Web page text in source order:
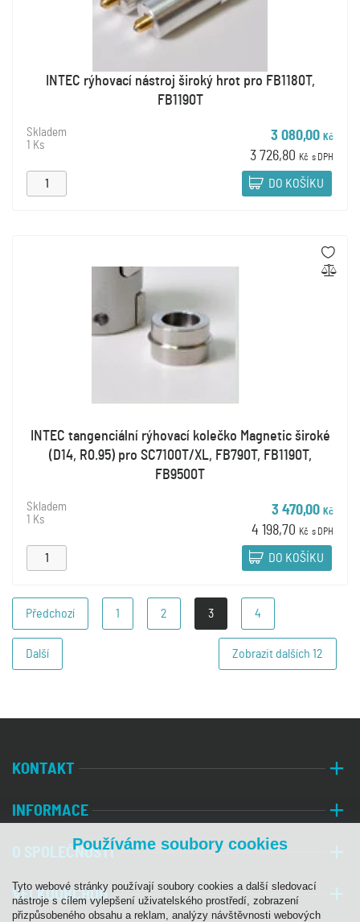
INTEC rýhovací nástroj široký hrot pro FB1180T,
FB1190T
Skladem
1 Ks
3 080,00 Kč
3 726,80 Kč s DPH
DO KOŠÍKU
INTEC tangenciální rýhovací kolečko Magnetic široké
(D14, R0.95) pro SC7100T/XL, FB790T, FB1190T,
FB9500T
Skladem
1 Ks
3 470,00 Kč
4 198,70 Kč s DPH
DO KOŠÍKU
Předchozí 1 2 3 4
Další Zobrazit dalších 12
KONTAKT
INFORMACE
O SPOLEČNOSTI
VELKOOBCHOD
Používáme soubory cookies
Tyto webové stránky používají soubory cookies a další sledovací
nástroje s cílem vylepšení uživatelského prostředí, zobrazení
přizpůsobeného obsahu a reklam, analýzy návštěvnosti webových